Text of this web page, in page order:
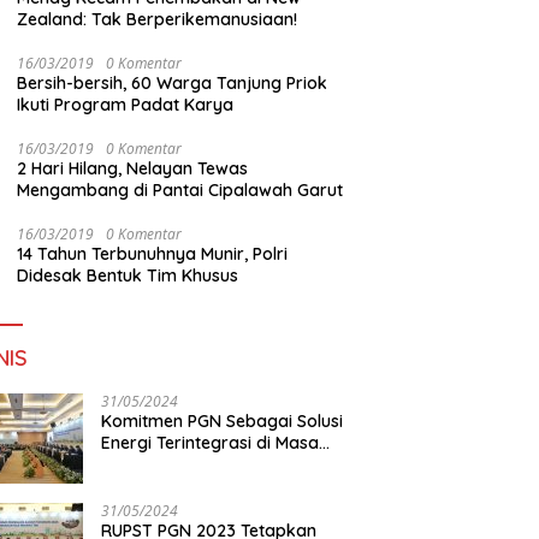
Zealand: Tak Berperikemanusiaan!
16/03/2019 0 Komentar
Bersih-bersih, 60 Warga Tanjung Priok
Ikuti Program Padat Karya
16/03/2019 0 Komentar
2 Hari Hilang, Nelayan Tewas
Mengambang di Pantai Cipalawah Garut
16/03/2019 0 Komentar
14 Tahun Terbunuhnya Munir, Polri
Didesak Bentuk Tim Khusus
31/05/2024
Komitmen PGN Sebagai Solusi
Energi Terintegrasi di Masa
31/05/2024
RUPST PGN 2023 Tetapkan